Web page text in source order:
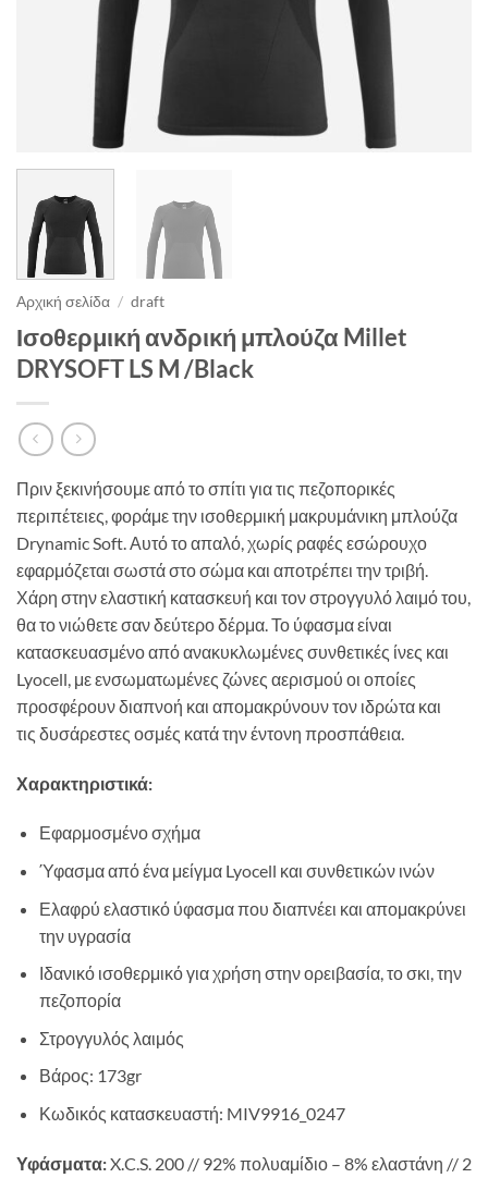
Αρχική σελίδα / draft
Ισοθερμική ανδρική μπλούζα Millet
DRYSOFT LS M /Black
Πριν ξεκινήσουμε από το σπίτι για τις πεζοπορικές
περιπέτειες, φοράμε την ισοθερμική μακρυμάνικη μπλούζα
Drynamic Soft. Αυτό το απαλό, χωρίς ραφές εσώρουχο
εφαρμόζεται σωστά στο σώμα και αποτρέπει την τριβή.
Χάρη στην ελαστική κατασκευή και τον στρογγυλό λαιμό του,
θα το νιώθετε σαν δεύτερο δέρμα. Το ύφασμα είναι
κατασκευασμένο από ανακυκλωμένες συνθετικές ίνες και
Lyocell, με ενσωματωμένες ζώνες αερισμού οι οποίες
προσφέρουν διαπνοή και απομακρύνουν τον ιδρώτα και
τις δυσάρεστες οσμές κατά την έντονη προσπάθεια.
Χαρακτηριστικά:
Εφαρμοσμένο σχήμα
Ύφασμα από ένα μείγμα Lyocell και συνθετικών ινών
Ελαφρύ ελαστικό ύφασμα που διαπνέει και απομακρύνει
την υγρασία
Ιδανικό ισοθερμικό για χρήση στην ορειβασία, το σκι, την
πεζοπορία
Στρογγυλός λαιμός
Βάρος: 173gr
Κωδικός κατασκευαστή: MIV9916_0247
Υφάσματα:X.C.S. 200 // 92% πολυαμίδιο – 8% ελαστάνη // 2